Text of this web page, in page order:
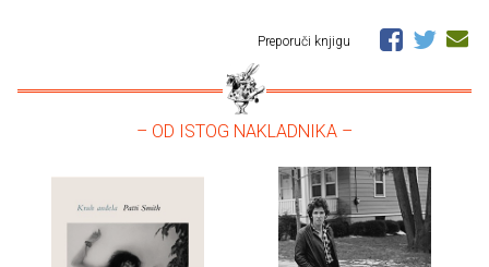
Preporuči knjigu
– OD ISTOG NAKLADNIKA –